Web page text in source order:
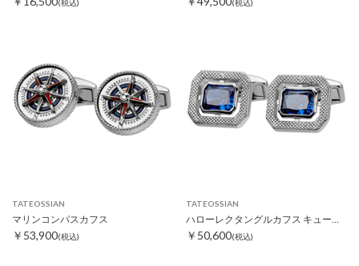
(税込) (税込)
TATEOSSIAN
マリンコンパスカフス
￥53,900(税込)
TATEOSSIAN
￥50,600(税込)